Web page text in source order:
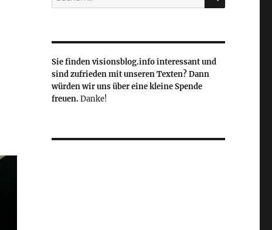
nach:
Sie finden visionsblog.info interessant und
sind zufrieden mit unseren Texten? Dann
würden wir uns über eine kleine Spende
freuen. Danke!